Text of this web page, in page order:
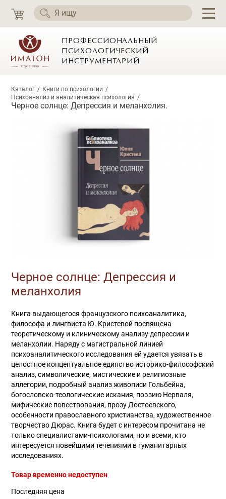
ПРОФЕССИОНАЛЬНЫЙ
ПСИХОЛОГИЧЕСКИЙ
ИНСТРУМЕНТАРИЙ
Каталог
Книги по психологии
Психоанализ и аналитическая психология
Черное солнце: Депрессия и меланхолия.
Черное солнце: Депрессия и
меланхолия
Книга выдающегося французского психоаналитика,
философа и лингвиста Ю. Кристевой посвящена
теоретическому и клиническому анализу депрессии и
меланхолии. Наряду с магистральной линией
психоаналитического исследования ей удается увязать в
целостное концептуальное единство историко-философский
анализ, символические, мистические и религиозные
аллегории, подробный анализ живописи Гольбейна,
богословско-теологические искания, поэзию Нерваля,
мифические повествования, прозу Достоевского,
особенности православного христианства, художественное
творчество Дюрас. Книга будет с интересом прочитана не
только специалистами-психологами, но и всеми, кто
интересуется новейшими течениями в гуманитарных
исследованиях.
Товар временно недоступен
Последняя цена